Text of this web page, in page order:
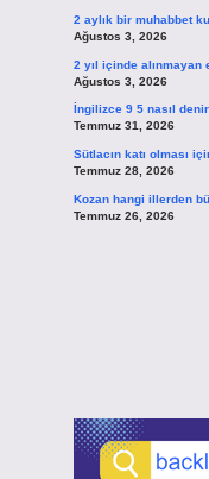
2 aylık bir muhabbet
Ağustos 3, 2026
2 yıl içinde alınmayan
Ağustos 3, 2026
İngilizce 9 5 nasıl
Temmuz 31, 2026
Sütlacın katı olması
Temmuz 28, 2026
Kozan hangi illerden
Temmuz 26, 2026